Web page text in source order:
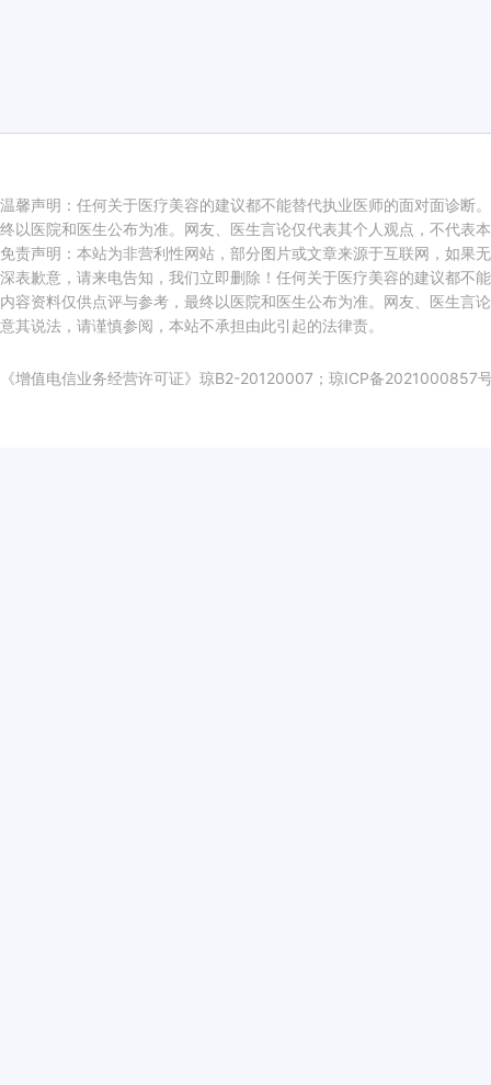
温馨声明：任何关于医疗美容的建议都不能替代执业医师的面对面诊断
终以医院和医生公布为准。网友、医生言论仅代表其个人观点，不代表
免责声明：本站为非营利性网站，部分图片或文章来源于互联网，如果
深表歉意，请来电告知，我们立即删除！任何关于医疗美容的建议都不
内容资料仅供点评与参考，最终以医院和医生公布为准。网友、医生言
意其说法，请谨慎参阅，本站不承担由此引起的法律责。
《增值电信业务经营许可证》琼B2-20120007； 琼ICP备2021000857